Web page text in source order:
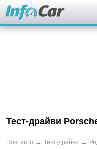
Тест-драйви
Нові авто → Тест-драйви →